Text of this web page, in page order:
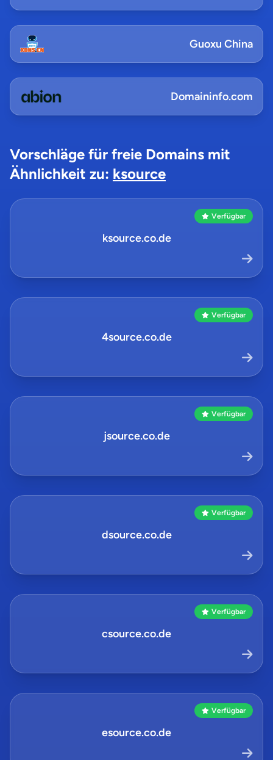
Guoxu China
Domaininfo.com
Vorschläge für freie Domains mit
Ähnlichkeit zu: ksource
Verfügbar
ksource.co.de
Verfügbar
4source.co.de
Verfügbar
jsource.co.de
Verfügbar
dsource.co.de
Verfügbar
csource.co.de
Verfügbar
esource.co.de